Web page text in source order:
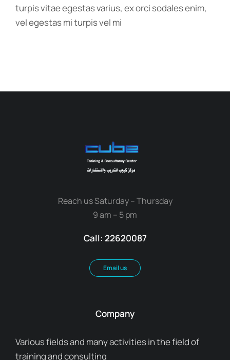
turpis vitae egestas varius, ex orci sodales enim,
vel egestas mi turpis vel mi
Reach us Saturday – Thursday
9 am – 5 pm
Call: 22620087
Email us
Company
Various fields and many activities in the field of
training and consulting